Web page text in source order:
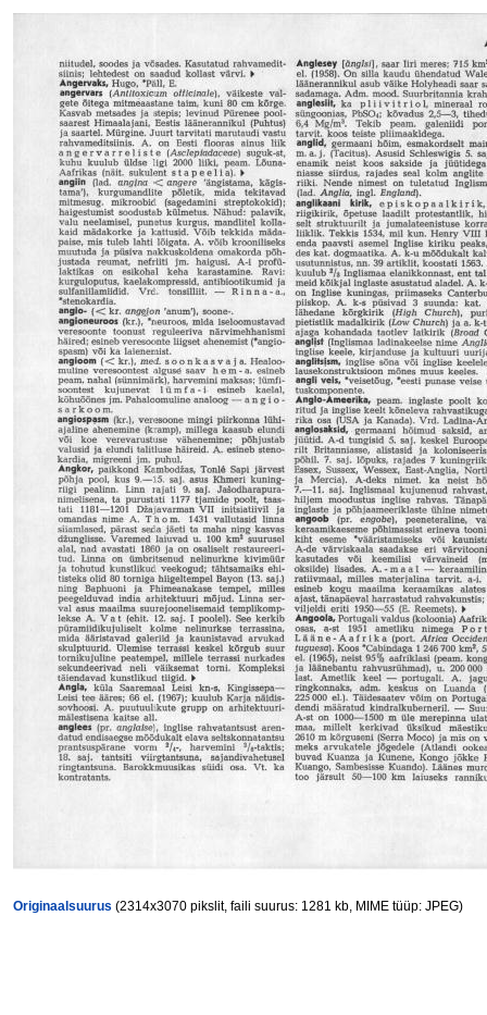
Originaalsuurus (2314x3070 pikslit, faili suurus: 1281 kb, MIME tüüp: JPEG)